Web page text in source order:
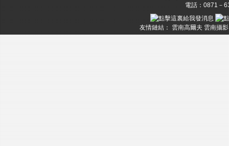
電話：0871－
友情鏈結：雲南高爾夫 雲南攝影